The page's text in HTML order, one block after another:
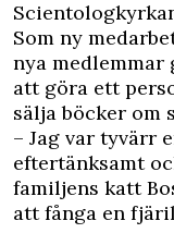
Som ny
nya medlemmar
att göra ett
sälja böcker om
– Jag var tyvärr
eftertänksamt
familjens katt
att fånga en